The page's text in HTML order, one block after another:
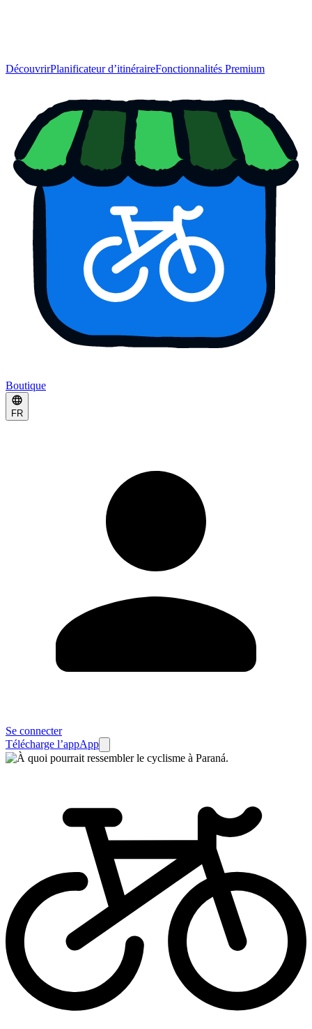
DécouvrirPlanificateur d’itinéraireFonctionnalités Premium
Boutique
FR
Se connecter
Télécharge l’appApp